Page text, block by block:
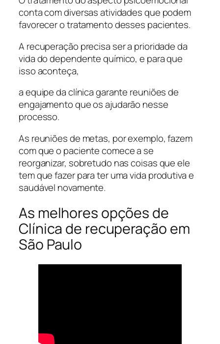
conta com diversas atividades que podem
favorecer o tratamento desses pacientes.
A recuperação precisa ser a prioridade da
vida do dependente químico, e para que
isso aconteça,
a equipe da clínica garante reuniões de
engajamento que os ajudarão nesse
processo.
As reuniões de metas, por exemplo, fazem
com que o paciente comece a se
reorganizar, sobretudo nas coisas que ele
tem que fazer para ter uma vida produtiva e
saudável novamente.
As melhores opções de
Clínica de recuperação em
São Paulo